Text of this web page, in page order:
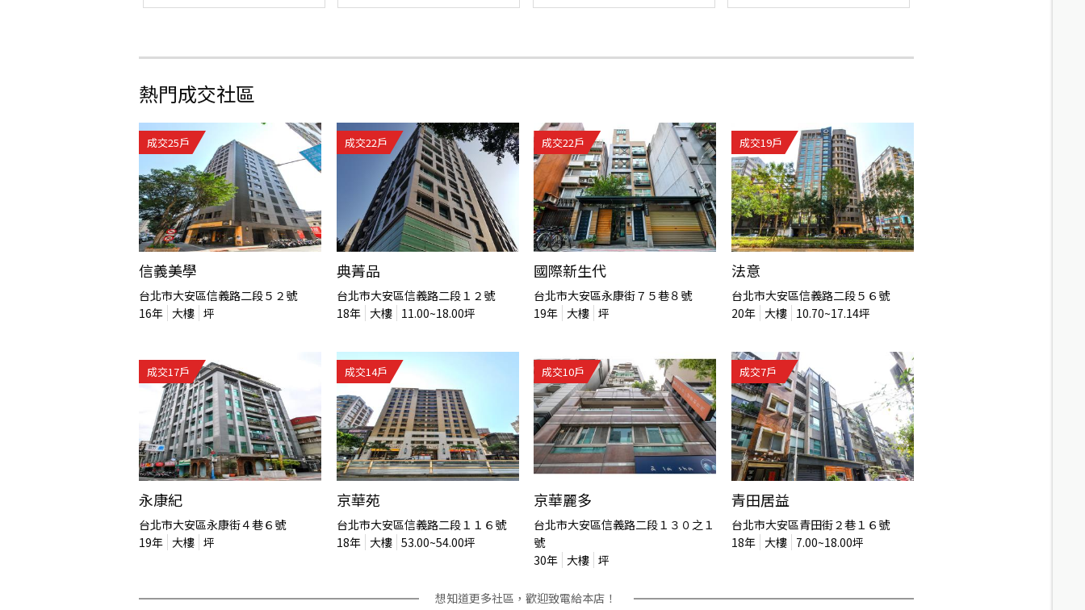
熱門成交社區
成交25戶
信義美學
台北市大安區信義路二段５２號
16年 大樓 坪
成交22戶
典菁品
台北市大安區信義路二段１２號
18年 大樓 11.00~18.00坪
成交22戶
國際新生代
台北市大安區永康街７５巷８號
19年 大樓 坪
成交19戶
法意
台北市大安區信義路二段５６號
20年 大樓 10.70~17.14坪
成交17戶
永康紀
台北市大安區永康街４巷６號
19年 大樓 坪
成交14戶
京華苑
台北市大安區信義路二段１１６號
18年 大樓 53.00~54.00坪
成交10戶
京華麗多
台北市大安區信義路二段１３０之１
號
30年 大樓 坪
成交7戶
青田居益
台北市大安區青田街２巷１６號
18年 大樓 7.00~18.00坪
想知道更多社區，歡迎致電給本店！